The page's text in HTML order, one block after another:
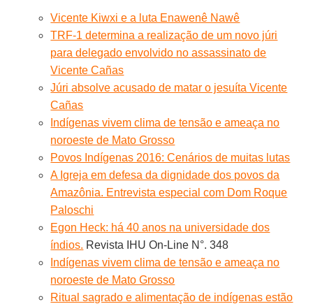
Vicente Kiwxi e a luta Enawenê Nawê
TRF-1 determina a realização de um novo júri
para delegado envolvido no assassinato de
Vicente Cañas
Júri absolve acusado de matar o jesuíta Vicente
Cañas
Indígenas vivem clima de tensão e ameaça no
noroeste de Mato Grosso
Povos Indígenas 2016: Cenários de muitas lutas
A Igreja em defesa da dignidade dos povos da
Amazônia. Entrevista especial com Dom Roque
Paloschi
Egon Heck: há 40 anos na universidade dos
índios. Revista IHU On-Line N°. 348
Indígenas vivem clima de tensão e ameaça no
noroeste de Mato Grosso
Ritual sagrado e alimentação de indígenas estão